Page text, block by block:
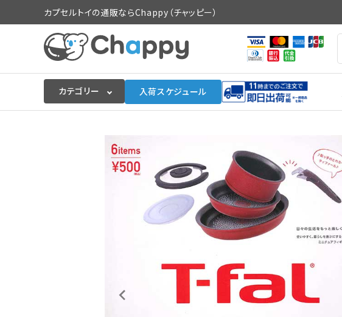
カプセルトイの通販ならChappy（チャッピー）
カテゴリー 入荷スケジュール
入荷スケジュールをチェック